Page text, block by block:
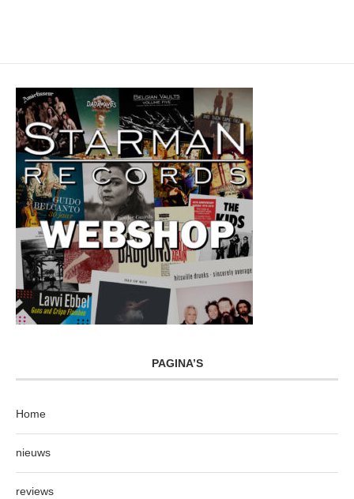
PAGINA’S
Home
nieuws
reviews